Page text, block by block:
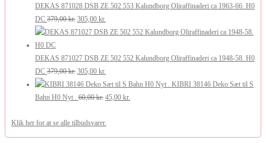
var:
369,00 kr..
er:
295,00 kr..
DEKAS 871028 DSB ZE 502 553 Kalundborg Oliraffinaderi ca 1963-66. H0
DC 379,00kr. Den
oprindelige
var:
379,00 kr..
305,00 kr.
aktuelle
er:
DEKAS 871027 DSB ZE 502 552 Kalundborg Oliraffinaderi ca 1948-58. H0
DC 379,00kr. Den
oprindelige
pris
379,00 kr..
305,00 kr.
aktuelle
pris
KIBRI 38146 Deko Sæt til S
Bahn H0 Nyt .
60,00kr. Den
pris
var:
45,00 kr.
er:
Klik her for at se alle tilbudsvarer.